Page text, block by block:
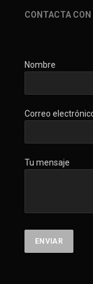
CONTACTA
Nombre
Correo
Tu mensaje